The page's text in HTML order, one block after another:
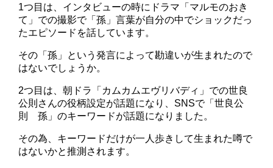
1つ目は、インタビューの時にドラマ「マルモのおき
て」での撮影で「孫」言葉が自分の中でショックだっ
たエピソードを話しています。
その「孫」という発言によって勘違いが生まれたので
はないでしょうか。
2つ目は、朝ドラ「カムカムエヴリバディ」での世良
公則さんの役柄設定が話題になり、SNSで「世良公
則 孫」のキーワードが話題になりました。
その為、キーワードだけが一人歩きして生まれた噂で
はないかと推測されます。